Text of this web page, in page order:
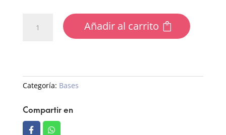
Rubber
Añadir al carrito
Categoría: Bases
Compartir en